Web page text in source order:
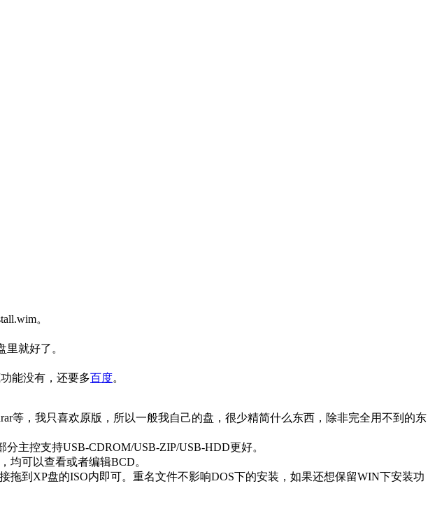
。
就好了。
能没有，还要多百度。
等，我只喜欢原版，所以一般我自己的盘，很少精简什么东西，除非完全用不到的东
主控支持USB-CDROM/USB-ZIP/USB-HDD更好。
均可以查看或者编辑BCD。
到XP盘的ISO内即可。重名文件不影响DOS下的安装，如果还想保留WIN下安装功